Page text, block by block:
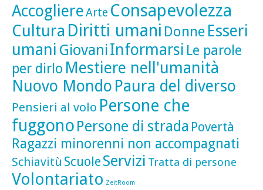
AccogliereArte Consapevolezza
Cultura Diritti umani Donne Esseri
umani GiovaniInformarsi Le parole
per dirlo Mestiere nell'umanità
Nuovo Mondo Paura del diverso
Pensieri al volo Persone che
fuggono Persone di strada Povertà
Ragazzi minorenni non accompagnati
Schiavitù ScuoleServizi Tratta di persone
Volontariato ZeitRoom